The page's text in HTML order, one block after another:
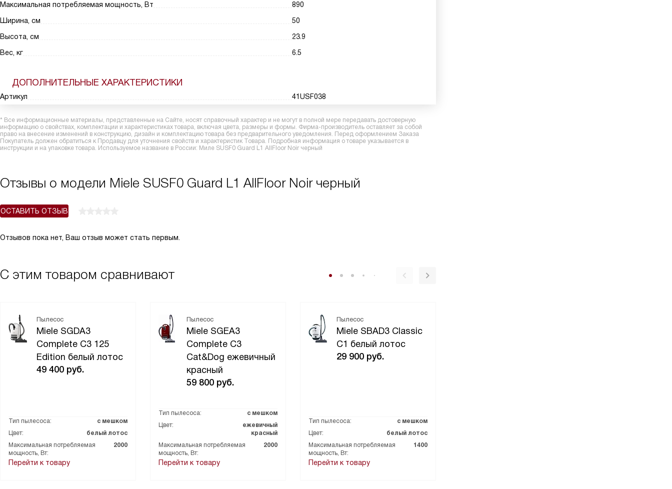
Максимальная потребляемая мощность, Вт
890
Ширина, см
50
Высота, см
23.9
Вес, кг
6.5
ДОПОЛНИТЕЛЬНЫЕ ХАРАКТЕРИСТИКИ
Артикул 41USF038
* Все информационные материалы, представленные на Сайте, носят справочный характер и не могут в полной мере передавать достоверную
информацию о свойствах, комплектации и характеристиках товара, включая цвета, размеры и формы. Фирма-производитель оставляет за собой
право на внесение изменений в конструкцию, дизайн и комплектацию товара без предварительного уведомления. Перед оформлением Заказа
Покупатель должен обратиться к Продавцу для уточнения свойств и характеристик Товара. Подробная информация о товаре указывается в
инструкции и на упаковке товара. Используемое название в России: Миле SUSF0 Guard L1 AllFloor Noir черный
Отзывы о модели Miele SUSF0 Guard L1 AllFloor Noir черный
ОСТАВИТЬ ОТЗЫВ
Отзывов пока нет, Ваш отзыв может стать первым.
С этим товаром сравнивают
Пылесос
Miele SGDA3
Complete C3 125
Edition белый лотос
49 400 руб.
Тип пылесоса:
с мешком
Цвет:
белый лотос
Максимальная потребляемая
мощность, Вт:
2000
Перейти к товару
Пылесос
Miele SGEA3
Complete C3
Cat&Dog ежевичный
красный
59 800 руб.
Тип пылесоса:
с мешком
Цвет:
ежевичный
красный
Максимальная потребляемая
мощность, Вт:
2000
Перейти к товару
Пылесос
Miele SBAD3 Classic
C1 белый лотос
29 900 руб.
Тип пылесоса:
с мешком
Цвет:
белый лотос
Максимальная потребляемая
мощность, Вт:
1400
Перейти к товару